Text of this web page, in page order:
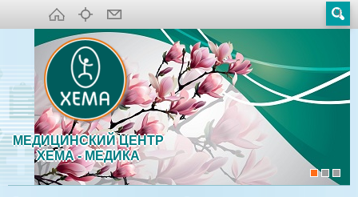
МЕДИЦИНСКИЙ ЦЕНТР
ХЕМА - МЕДИКА